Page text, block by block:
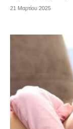
21 Μαρτίου 2025